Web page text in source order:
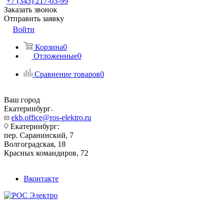
Заказать звонок
Отправить заявку
Войти
Корзина0
Отложенные0
Сравнение товаров0
Ваш город
Екатеринбург
ekb.office@ros-elektro.ru
Екатеринбург:
пер. Саранинский, 7
Волгоградская, 18
Красных командиров, 72
Вконтакте